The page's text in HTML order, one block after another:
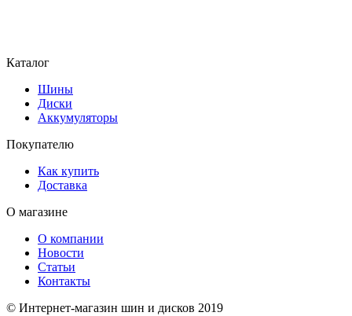
Каталог
Шины
Диски
Аккумуляторы
Покупателю
Как купить
Доставка
О магазине
О компании
Новости
Статьи
Контакты
© Интернет-магазин шин и дисков 2019